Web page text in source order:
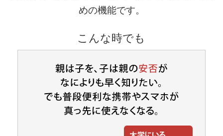
めの機能です。
こんな時でも